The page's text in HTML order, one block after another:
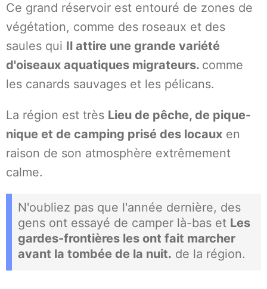
Ce grand réservoir est entouré de zones de
végétation, comme des roseaux et des
saules qui Il attire une grande variété
d'oiseaux aquatiques migrateurs. comme
les canards sauvages et les pélicans.
La région est très Lieu de pêche, de pique-
nique et de camping prisé des locaux en
raison de son atmosphère extrêmement
calme.
N'oubliez pas que l'année dernière, des
gens ont essayé de camper là-bas et Les
gardes-frontières les ont fait marcher
avant la tombée de la nuit. de la région.